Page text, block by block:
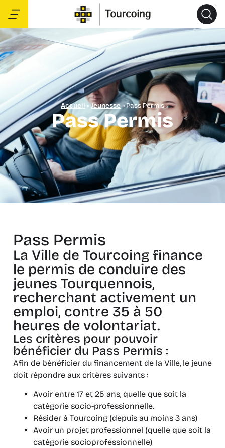
Accueil »Jeunesse»Pass Permis
Pass Permis
Pass Permis
La Ville de Tourcoing finance
le permis de conduire des
jeunes Tourquennois,
recherchant activement un
emploi, contre 35 à 50
heures de volontariat.
Les critères pour pouvoir
bénéficier du Pass Permis :
Afin de bénéficier du financement de la Ville, le jeune
doit répondre aux critères suivants :
Avoir entre 17 et 25 ans, quelle que soit la
catégorie socio-professionnelle.
Résider à Tourcoing (depuis au moins 3 ans)
Avoir un projet professionnel (quelle que soit la
catégorie socioprofessionnelle)